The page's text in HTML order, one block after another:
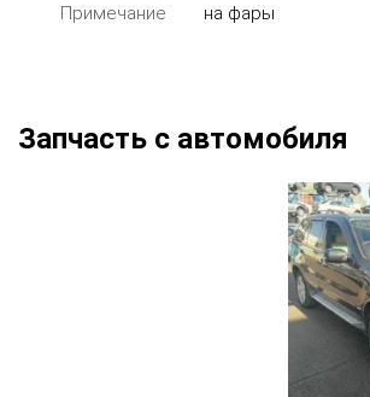
Примечание на фары
Запчасть с автомобиля